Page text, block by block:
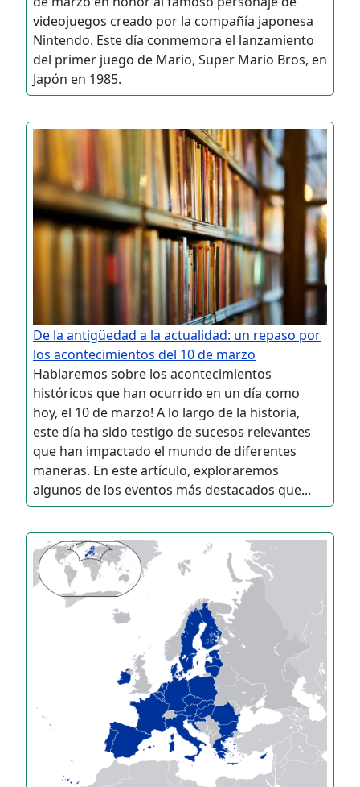
videojuegos creado por la compañía japonesa
Nintendo. Este día conmemora el lanzamiento
del primer juego de Mario, Super Mario Bros, en
Japón en 1985.
De la antigüedad a la actualidad: un repaso por
los acontecimientos del 10 de marzo
Hablaremos sobre los acontecimientos
históricos que han ocurrido en un día como
hoy, el 10 de marzo! A lo largo de la historia,
este día ha sido testigo de sucesos relevantes
que han impactado el mundo de diferentes
maneras. En este artículo, exploraremos
algunos de los eventos más destacados que...